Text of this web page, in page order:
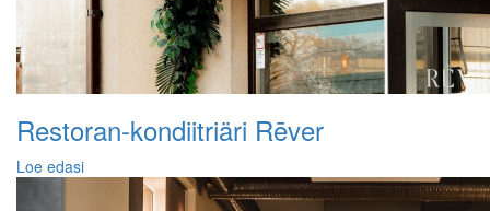
Restoran-kondiitriäri Rēver
Loe edasi